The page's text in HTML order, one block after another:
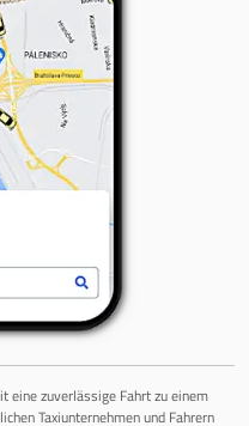
eine zuverlässige Fahrt zu einem
Taxiunternehmen und Fahrern